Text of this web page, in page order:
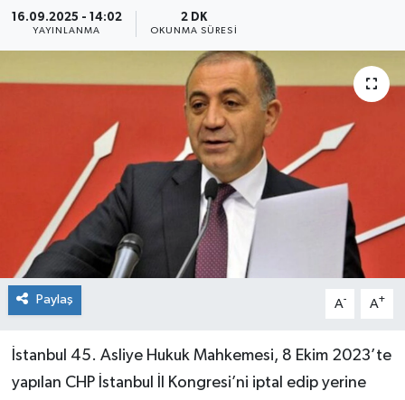
16.09.2025 - 14:02
YAYINLANMA
2 DK
OKUNMA SÜRESI
Paylaş A- A+
İstanbul 45. Asliye Hukuk Mahkemesi, 8 Ekim 2023’te
yapılan CHP İstanbul İl Kongresi’ni iptal edip yerine